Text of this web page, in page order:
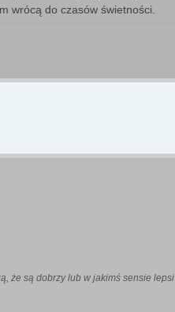
wrócą do czasów świetności.
że są dobrzy lub w jakimś sensie lepsi